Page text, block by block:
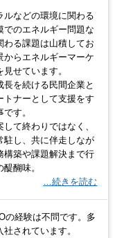
ルなどの環境に関わる
でのエネルギー問題な
わる課題は山積してお
からエネルギーマーケ
せています。
長を続ける民間企業と
トナーとして支援をす
す。
て終わりではなく、
駐し、共に伴走しなが
構築や課題解決まで行
醐味。
…続きを読む
の経験は不問です。多
されています。